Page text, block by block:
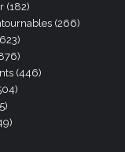
(182)
(266)
(446)